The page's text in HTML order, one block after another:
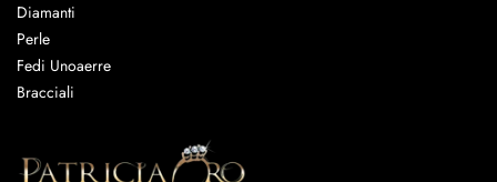
Diamanti
Perle
Fedi Unoaerre
Bracciali